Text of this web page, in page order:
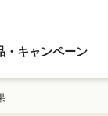
・キャンペーン